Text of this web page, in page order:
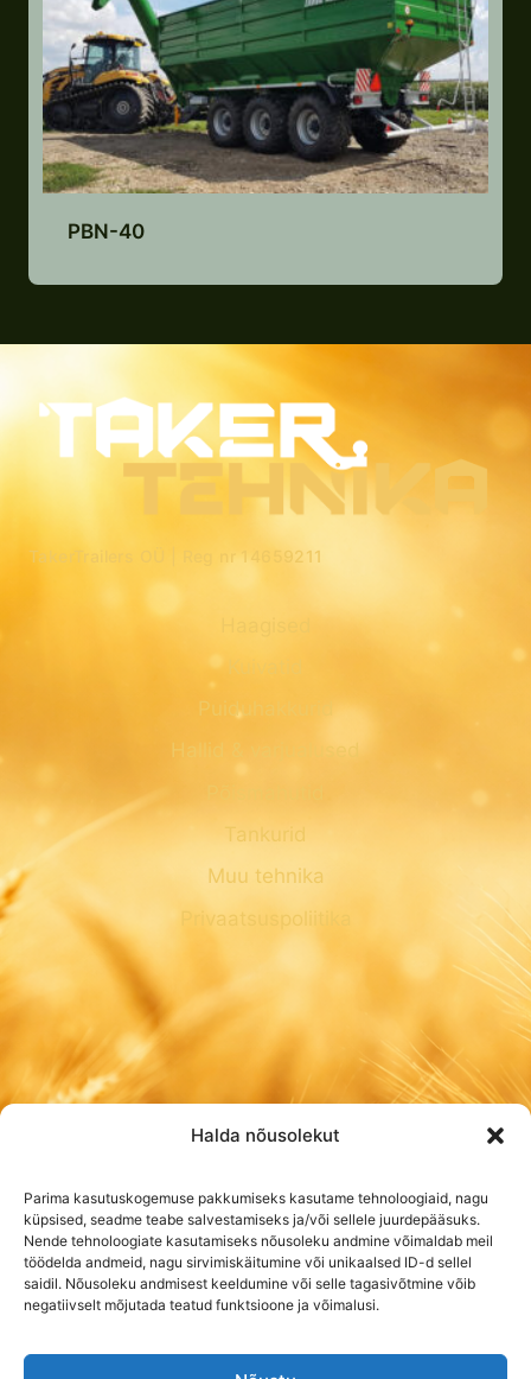
Halda nõusolekut
Parima kasutuskogemuse pakkumiseks kasutame tehnoloogiaid, nagu
küpsised, seadme teabe salvestamiseks ja/või sellele juurdepääsuks.
Nende tehnoloogiate kasutamiseks nõusoleku andmine võimaldab meil
töödelda andmeid, nagu sirvimiskäitumine või unikaalsed ID-d sellel
saidil. Nõusoleku andmisest keeldumine või selle tagasivõtmine võib
negatiivselt mõjutada teatud funktsioone ja võimalusi.
PBN-40
TakerTrailers OÜ | Reg nr 14659211
Puiduhakkurid
Hallid & varjualused
Tankurid
Muu tehnika
Privaatsuspoliitika